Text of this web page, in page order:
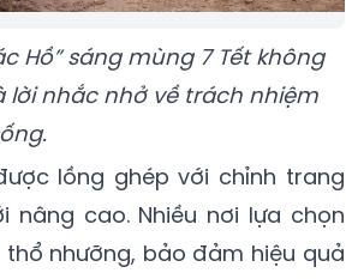
Hồ” sáng mùng 7 Tết không
nhắc nhở về trách nhiệm
lồng ghép với chỉnh trang
cao. Nhiều nơi lựa chọn
nhưỡng, bảo đảm hiệu quả